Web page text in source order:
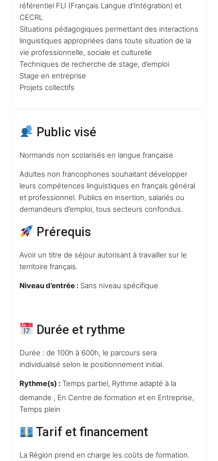
référentiel FLI (Français Langue d’Intégration) et
CECRL
Situations pédagogiques permettant des interactions
linguistiques appropriées dans toute situation de la
vie professionnelle, sociale et culturelle
Techniques de recherche de stage, d’emploi
Stage en entreprise
Projets collectifs
Public visé
Normands non scolarisés en langue française
Adultes non francophones souhaitant développer
leurs compétences linguistiques en français général
et professionnel. Publics en insertion, salariés ou
demandeurs d’emploi, tous secteurs confondus.
Prérequis
Avoir un titre de séjour autorisant à travailler sur le
territoire français.
Niveau d’entrée : Sans niveau spécifique
Durée et rythme
Durée : de 100h à 600h, le parcours sera
individualisé selon le positionnement initial.
Rythme(s) : Temps partiel, Rythme adapté à la
demande , En Centre de formation et en Entreprise,
Temps plein
Tarif et financement
La Région prend en charge les coûts de formation.